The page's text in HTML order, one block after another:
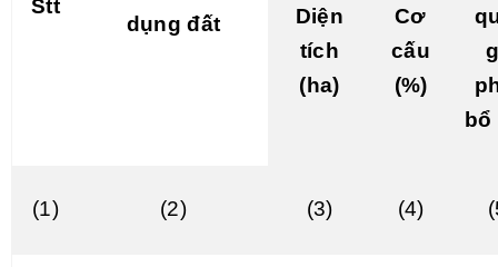
Stt
dụng đất
Diện
tích
(ha)
Cơ
cấu
(%)
bổ
(1) (2) (3) (4)